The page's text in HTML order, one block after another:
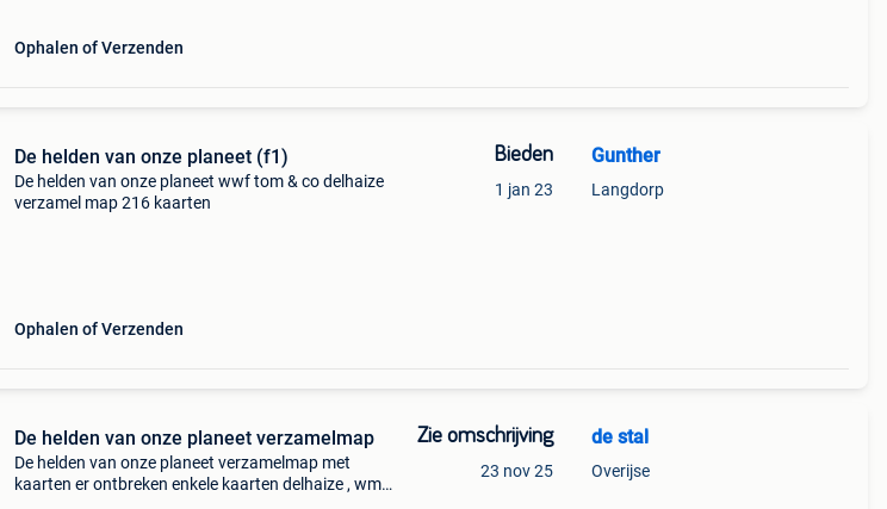
Ophalen of Verzenden
De helden van onze planeet (f1)
De helden van onze planeet wwf tom & co delhaize
verzamel map 216 kaarten
Ophalen of Verzenden
Bieden
1 jan 23
Gunther
Langdorp
De helden van onze planeet verzamelmap
De helden van onze planeet verzamelmap met
kaarten er ontbreken enkele kaarten delhaize , wmf
Zie omschrijving
23 nov 25
de stal
Overijse